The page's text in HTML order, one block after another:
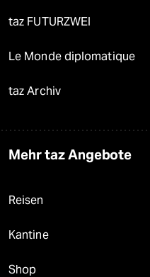
taz FUTURZWEI
Le Monde diplomatique
taz Archiv
Mehr taz Angebote
Reisen
Kantine
Shop